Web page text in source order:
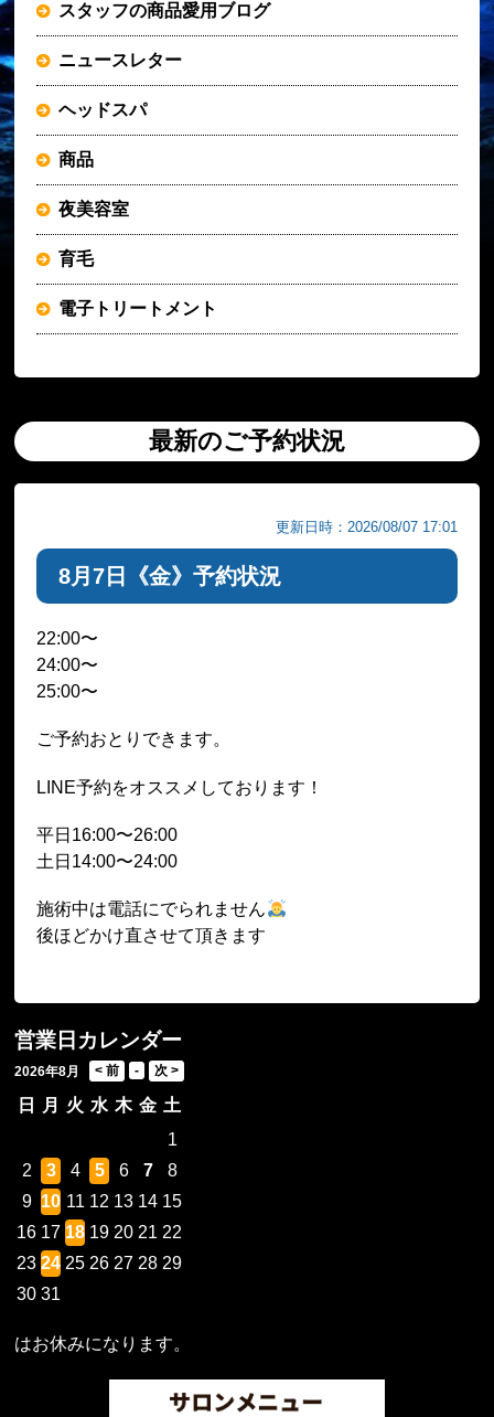
スタッフの商品愛用ブログ
ニュースレター
ヘッドスパ
商品
夜美容室
育毛
電子トリートメント
最新のご予約状況
更新日時：2026/08/07 17:01
8月7日《金》予約状況
22:00〜
24:00〜
25:00〜
ご予約おとりできます。
LINE予約をオススメしております！
平日16:00〜26:00
土日14:00〜24:00
施術中は電話にでられません
後ほどかけ直させて頂きます
営業日カレンダー
2026年8月
日 月 火 水 木 金 土
1
2
3 4 5 6 7
8
9 10 11 12 13 14 15
16 17 18 19 20 21 22
23 24 25 26 27 28 29
30 31
はお休みになります。